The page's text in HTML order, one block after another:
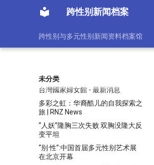
跨性别新闻档案
跨性别与多元性别新闻资料档案馆
未分类
丸激素阈值
[康丽]从性别麻烦到范式变革：中
[张举文]民俗研究视域下的身体与
性别民俗实践
台灣國家婦女館 - 最新消息
台灣國家婦女館 - 最新消息
多彩之虹：华裔酷儿的自我探索之
旅 | RNZ News
“人妖”隆胸三次失败 双胸没隆大反
变平坦
“别·性”:中国首届多元性别艺术展
在北京开幕